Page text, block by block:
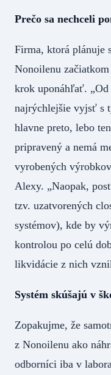
Prečo sa nechceli
Firma, ktorá plánuje
Nonoilenu
krok uponáhľať. „Od
najrýchlejšie vyjsť s
hlavne preto, lebo
pripravený a nemá
vyrobených
Alexy. „Naopak,
tzv. uzatvorených
systémov), kde by
kontrolou po celú
likvidácie z nich
Systém skúšajú v
Zopakujme, že
z Nonoilenu ako
odborníci iba v